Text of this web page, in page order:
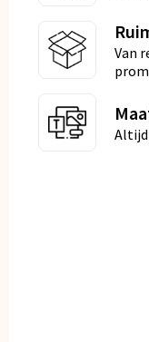
Van
Altijd